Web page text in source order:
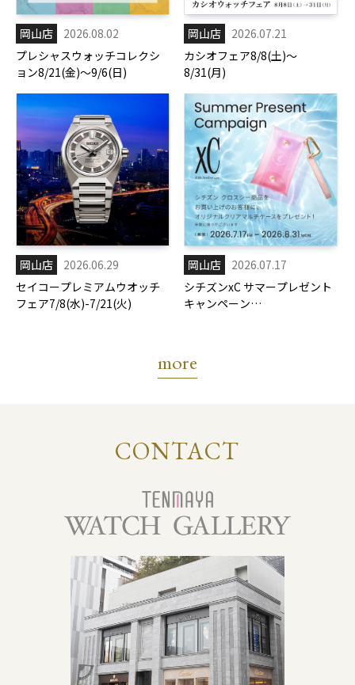
岡山店
2026.08.02
プレシャスウォッチコレクシ
ョン8/21(金)～9/6(日)
岡山店
2026.07.21
カシオフェア8/8(土)～
8/31(月)
岡山店
2026.06.29
セイコープレミアムウオッチ
フェア7/8(水)-7/21(火)
岡山店
2026.07.17
シチズンxC サマープレゼント
キャンペーン
more
CONTACT